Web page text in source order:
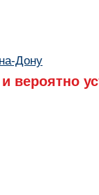
Дону
вероятно